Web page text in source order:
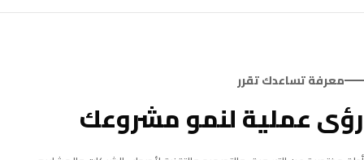
معرفة تساعدك تقرر
رؤى عملية لنمو مشروعك